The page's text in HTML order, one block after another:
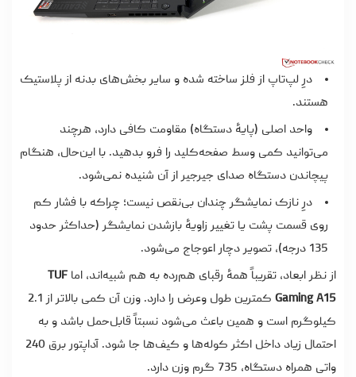
درِ لپ‌تاپ از فلز ساخته شده و سایر بخش‌های بدنه از پلاستیک
هستند.
واحد اصلی (پایۀ دستگاه) مقاومت کافی دارد، هرچند
می‌توانید کمی وسط صفحه‌کلید را فرو بدهید. با این‌حال، هنگام
پیچاندن دستگاه صدای جیرجیر از آن شنیده نمی‌شود.
درِ نازک نمایشگر چندان بی‌نقص نیست؛ چراکه با فشار کم
روی قسمت پشت یا تغییر زاویۀ بازشدن نمایشگر (حداکثر حدود
135 درجه)، تصویر دچار اعوجاج می‌شود.
از نظر ابعاد، تقریباً همۀ رقبای هم‌رده به هم شبیه‌اند، اما TUF
Gaming A15
کمترین طول‌ و‌عرض را دارد. وزن آن کمی بالاتر از 2.1
کیلوگرم است و همین باعث می‌شود نسبتاً قابل‌حمل باشد و به
احتمال زیاد داخل اکثر کوله‌ها و کیف‌ها جا شود. آداپتور برق 240
واتی همراه دستگاه، 735 گرم وزن دارد.